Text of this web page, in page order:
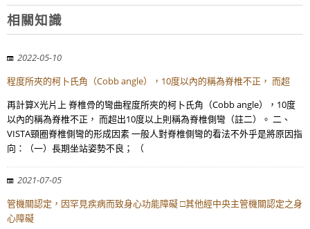
相關知識
2022-05-10
程度所夾的柯卜氏角（Cobb angle），10度以內的稱為脊椎不正， 而超
再計算X光片上 脊椎骨的彎曲程度所夾的柯卜氏角（Cobb angle），10度
以內的稱為脊椎不正， 而超出10度以上則稱為脊椎側彎（註二）。 二、
VISTA頸圈脊椎側彎的形成因素 一般人對脊椎側彎的看法不外乎是將原因指
向：（一）長期坐站姿勢不良； （
2021-07-05
管機關認定，因罕見疾病而致身心功能障礙 □其他經中央主管機關認定之身
心障礙